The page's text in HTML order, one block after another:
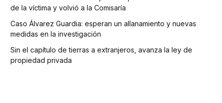
de la víctima y volvió a la Comisaría
Caso Álvarez Guardia: esperan un allanamiento y nuevas
medidas en la investigación
Sin el capítulo de tierras a extranjeros, avanza la ley de
propiedad privada